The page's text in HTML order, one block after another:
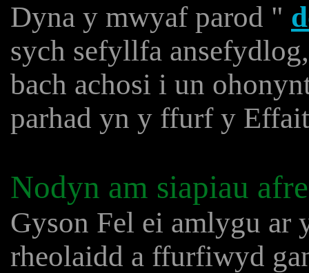
Dyna y mwyaf parod "
sych sefyllfa
bach achosi i un
parhad yn y ffurf y
Nodyn am siapiau
Gyson Fel ei amlygu ar
rheolaidd a ffurfiwyd